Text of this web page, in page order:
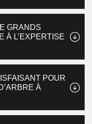
GRANDS
À L’EXPERTISE
POUR
À